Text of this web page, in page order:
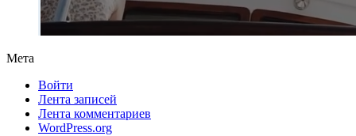
Мета
Войти
Лента записей
Лента комментариев
WordPress.org